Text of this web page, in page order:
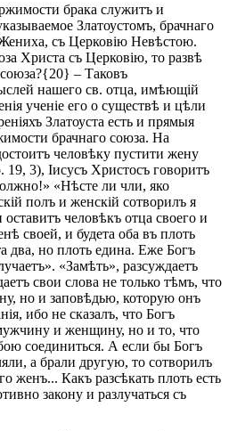
брака служитъ и
Златоустомъ, брачнаго
съ Церковію Невѣстою.
Христа съ Церковію, то развѣ
– Таковъ
нашего св. отца, имѣющій
ученіе его о существѣ и цѣли
Златоуста есть и прямыя
брачнаго союза. На
человѣку пустити жену
3), Iисусъ Христосъ говоритъ
«Нѣсте ли чли, яко
полъ и женскій сотворилъ я
человѣкъ отца своего и
своей, и будета оба въ плоть
два, но плоть едина. Еже Богъ
«Замѣть», разсуждаетъ
свои слова не только тѣмъ, что
но и заповѣдью, которую онъ
ибо не сказалъ, что Богъ
и женщину, но и то, что
соединиться. А если бы Богъ
а брали другую, то сотворилъ
женъ... Какъ разсѣкать плоть есть
закону и разлучаться съ